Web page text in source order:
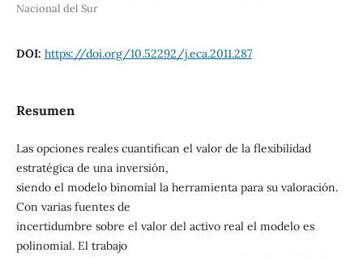
Nacional del Sur
DOI: https://doi.org/10.52292/j.eca.2011.287
Resumen
Las opciones reales cuantifican el valor de la flexibilidad
estratégica de una inversión,
siendo el modelo binomial la herramienta para su valoración.
Con varias fuentes de
incertidumbre sobre el valor del activo real el modelo es
polinomial. El trabajo